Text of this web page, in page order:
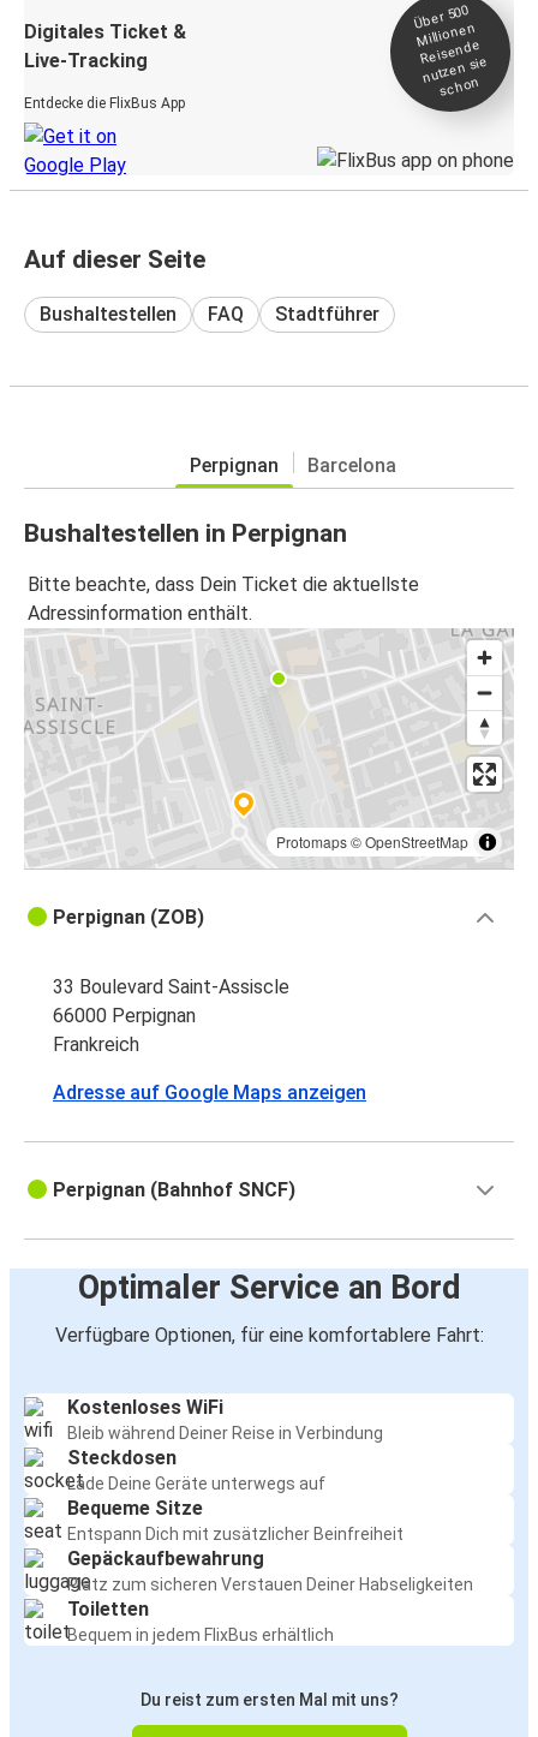
Digitales Ticket &
Live-Tracking
Entdecke die FlixBus App
Über 500
Millionen
Reisende
nutzen sie
schon
Auf dieser Seite
Bushaltestellen FAQ Stadtführer
Perpignan Barcelona
Bushaltestellen in Perpignan
Bitte beachte, dass Dein Ticket die aktuellste
Adressinformation enthält.
Protomaps©OpenStreetMap
Perpignan (ZOB)
33 Boulevard Saint-Assiscle
66000 Perpignan
Frankreich
Adresse auf Google Maps anzeigen
Perpignan (Bahnhof SNCF)
Optimaler Service an Bord
Verfügbare Optionen, für eine komfortablere Fahrt:
Kostenloses WiFi
Bleib während Deiner Reise in Verbindung
Steckdosen
Lade Deine Geräte unterwegs auf
Bequeme Sitze
Entspann Dich mit zusätzlicher Beinfreiheit
Gepäckaufbewahrung
Platz zum sicheren Verstauen Deiner Habseligkeiten
Toiletten
Bequem in jedem FlixBus erhältlich
Du reist zum ersten Mal mit uns?